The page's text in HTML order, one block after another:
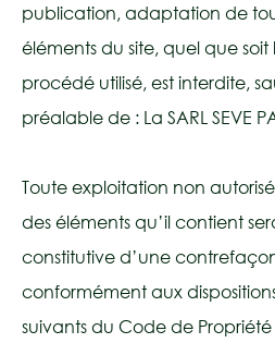
publication, adaptation de
éléments du site, quel que
procédé utilisé, est interdite,
préalable de : La SARL SEVE
Toute exploitation non
des éléments qu’il contient
constitutive d’une
conformément aux
suivants du Code de